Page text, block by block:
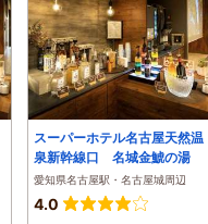
スーパーホテル名古屋天然温
泉新幹線口 名城金鯱の湯
愛知県名古屋駅・名古屋城周辺
4.0